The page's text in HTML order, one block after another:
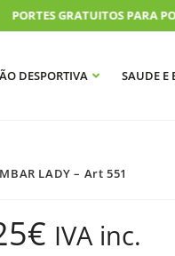
PORTES GRATUITOS PARA
DESPORTIVA SAUDE E
LADY – Art 551
€ IVA inc.